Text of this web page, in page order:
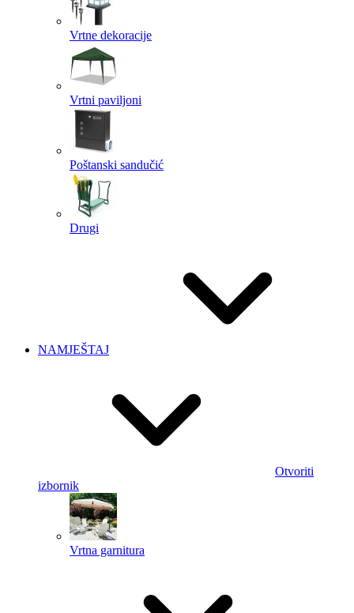
Vrtne dekoracije
Vrtni paviljoni
Poštanski sandučić
Drugi
NAMJEŠTAJ
Otvoriti
izbornik
Vrtna garnitura